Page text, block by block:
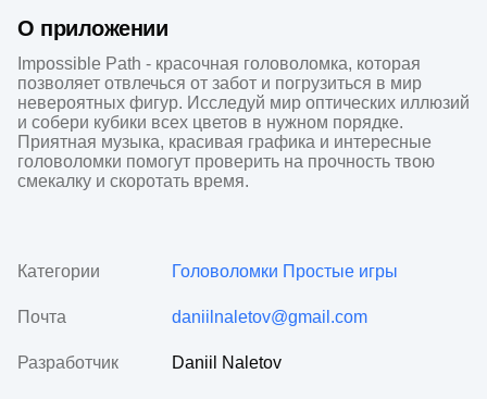
О приложении
Impossible Path - красочная головоломка, которая
позволяет отвлечься от забот и погрузиться в мир
невероятных фигур. Исследуй мир оптических иллюзий
и собери кубики всех цветов в нужном порядке.
Приятная музыка, красивая графика и интересные
головоломки помогут проверить на прочность твою
смекалку и скоротать время.
Категории Головоломки Простые игры
Почта daniilnaletov@gmail.com
Разработчик Daniil Naletov